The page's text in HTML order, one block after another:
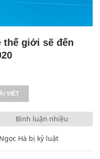
thế giới sẽ đến
VIẾT
Bình luận nhiều
Hà bị kỷ luật